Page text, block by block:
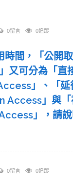
0留言 0追蹤
時間，「公開
又可分為「直
」、「延
Access」與「
」，請
0留言 0追蹤